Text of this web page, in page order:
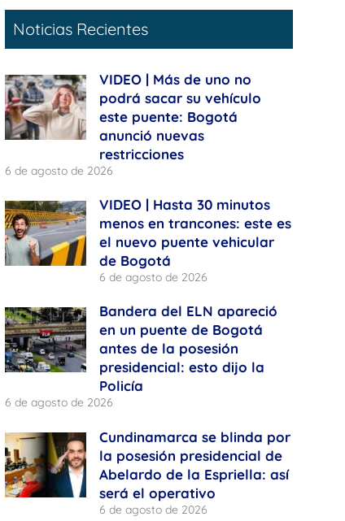
Noticias Recientes
VIDEO | Más de uno no
podrá sacar su vehículo
este puente: Bogotá
anunció nuevas
restricciones
6 de agosto de 2026
VIDEO | Hasta 30 minutos
menos en trancones: este es
el nuevo puente vehicular
de Bogotá
6 de agosto de 2026
Bandera del ELN apareció
en un puente de Bogotá
antes de la posesión
presidencial: esto dijo la
Policía
6 de agosto de 2026
Cundinamarca se blinda por
la posesión presidencial de
Abelardo de la Espriella: así
será el operativo
6 de agosto de 2026